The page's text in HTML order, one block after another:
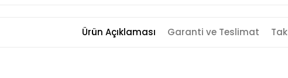
Ürün Açıklaması Garanti ve Teslimat